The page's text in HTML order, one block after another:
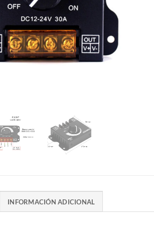
INFORMACIÓN ADICIONAL